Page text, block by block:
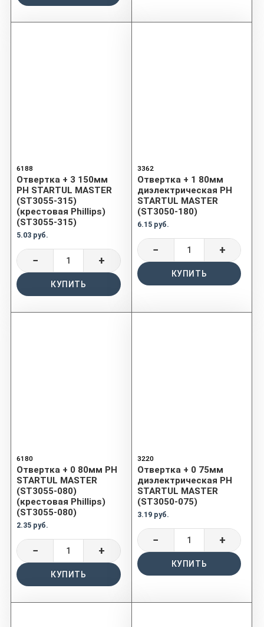
6188
Отвертка + 3 150мм
PH STARTUL MASTER
(ST3055-315)
(крестовая Phillips)
(ST3055-315)
5.03 руб.
− +
КУПИТЬ
3362
Отвертка + 1 80мм
диэлектрическая PH
STARTUL MASTER
(ST3050-180)
6.15 руб.
− +
КУПИТЬ
6180
Отвертка + 0 80мм PH
STARTUL MASTER
(ST3055-080)
(крестовая Phillips)
(ST3055-080)
2.35 руб.
− +
КУПИТЬ
3220
Отвертка + 0 75мм
диэлектрическая PH
STARTUL MASTER
(ST3050-075)
3.19 руб.
− +
КУПИТЬ